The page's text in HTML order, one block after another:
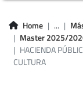
Home ...
Master 2025/
HACIENDA
CULTURA
Y